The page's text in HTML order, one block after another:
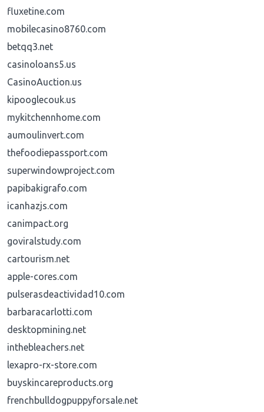
fluxetine.com
mobilecasino8760.com
betqq3.net
casinoloans5.us
CasinoAuction.us
kipooglecouk.us
mykitchennhome.com
aumoulinvert.com
thefoodiepassport.com
superwindowproject.com
papibakigrafo.com
icanhazjs.com
canimpact.org
goviralstudy.com
cartourism.net
apple-cores.com
pulserasdeactividad10.com
barbaracarlotti.com
desktopmining.net
inthebleachers.net
lexapro-rx-store.com
buyskincareproducts.org
frenchbulldogpuppyforsale.net